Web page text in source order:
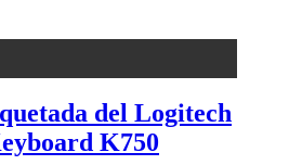
del Logitech
K750